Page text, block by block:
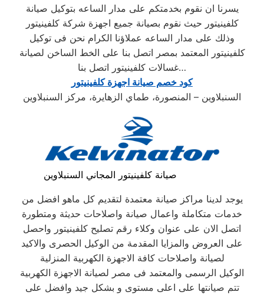
يسرنا ان نقوم بخدمتكم على مدار الساعه بتوكيل صيانة
كلفينيتور حيث نقوم بصيانة جميع اجهزة شركة كلفينيتور
وذلك على مدار الساعه عملاؤنا الكرام نحن فى توكيل
كلفينيتور المعتمد بمصر اتصل بنا على الخط الساخن لصيانة
غسالات كلفينيتور اتصل بنا…
كود خصم صيانة اجهزة كلفينيتور
السنبلاوين – المنصورة، طماي الزهايرة، مركز السنبلاوين
صيانة كلفينيتور المجاني السنبلاوين
يوجد لدينا مراكز صيانة معتمدة لتقديم كل ماهو افضل من
خدمات متكاملة واعمال صيانة واصلاحات حديثة ومتطورة
اتصل الان على عنوان وكلاء رقم تصليح كلفينيتور واحصل
على العروض والمزايا المقدمة من الوكيل الحصرى والاكيد
لصيانة واصلاحات كافة الاجهزة الكهربية المنزلية
الوكيل الرسمى والمعتمد فى مصر لصيانة الاجهزة الكهربية
تتم صيانتها على اعلى مستوى و بشكل جيد وافضل على